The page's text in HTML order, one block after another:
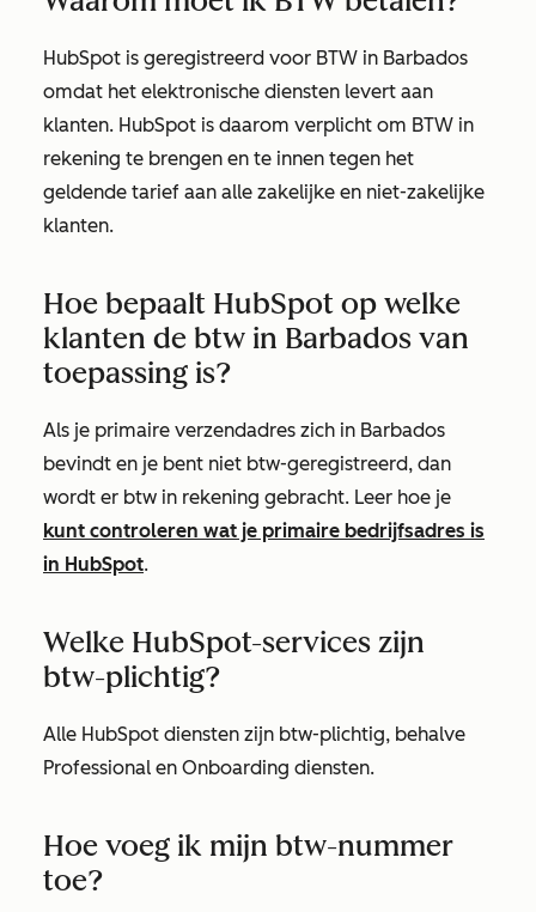
HubSpot is geregistreerd voor BTW in Barbados
omdat het elektronische diensten levert aan
klanten. HubSpot is daarom verplicht om BTW in
rekening te brengen en te innen tegen het
geldende tarief aan alle zakelijke en niet-zakelijke
klanten.
Hoe bepaalt HubSpot op welke
klanten de btw in Barbados van
toepassing is?
Als je primaire verzendadres zich in Barbados
bevindt en je bent niet btw-geregistreerd, dan
wordt er btw in rekening gebracht. Leer hoe je
kunt controleren wat je primaire bedrijfsadres is
in HubSpot.
Welke HubSpot-services zijn
btw-plichtig?
Alle HubSpot diensten zijn btw-plichtig, behalve
Professional en Onboarding diensten.
Hoe voeg ik mijn btw-nummer
toe?